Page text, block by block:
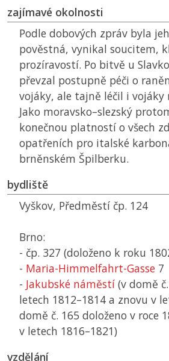
zajímavé okolnosti
Podle dobových zpráv byla
pověstná, vynikal soucitem,
prozíravostí. Po bitvě u
převzal postupně péči o
vojáky, ale tajně léčil i vojáky
Jako moravsko–slezský
konečnou platností o všech
opatřeních pro italské
brněnském Špilberku.
bydliště
Vyškov, Předměstí čp. 124
Brno:
- čp. 327 (doloženo k roku
- Maria-Himmelfahrt-Gasse 7
- Jakubské náměstí (v domě
letech 1812–1814 a znovu v
domě č. 165 doloženo v roce
v letech 1816–1821)
vzdělání